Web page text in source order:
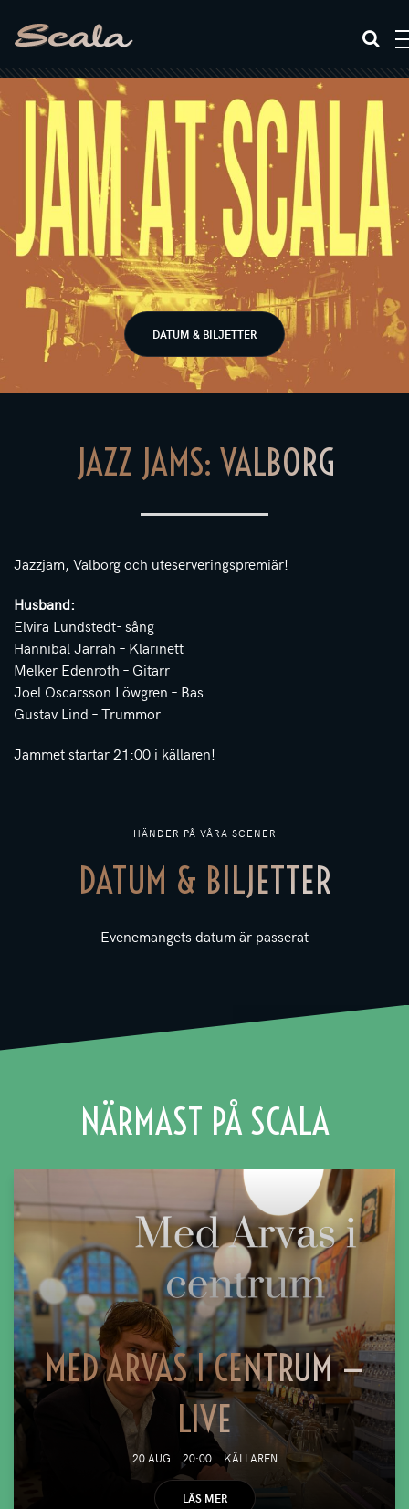
DATUM & BILJETTER
HÄNDER PÅ VÅRA SCENER
DATUM & BILJETTER
Evenemangets datum är passerat
JAZZ JAMS: VALBORG
Jazzjam, Valborg och uteserveringspremiär!
Husband:
Elvira Lundstedt- sång
Hannibal Jarrah – Klarinett
Melker Edenroth – Gitarr
Joel Oscarsson Löwgren – Bas
Gustav Lind – Trummor
Jammet startar 21:00 i källaren!
NÄRMAST PÅ SCALA
MED ARVAS I CENTRUM —
LIVE
20 AUG 20:00 KÄLLAREN
LÄS MER